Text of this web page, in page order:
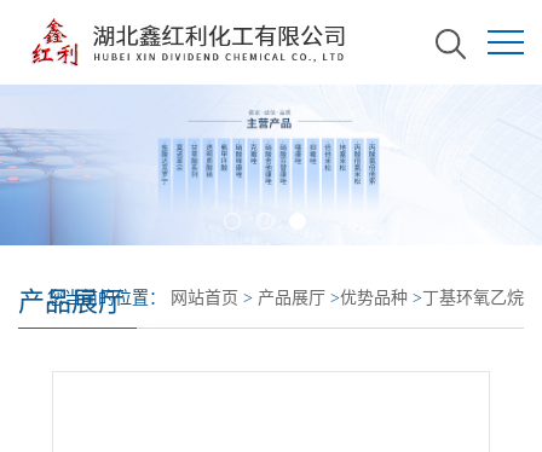
产品展厅
您当前的位置： 网站首页 > 产品展厅 >优势品种 >丁基环氧乙烷